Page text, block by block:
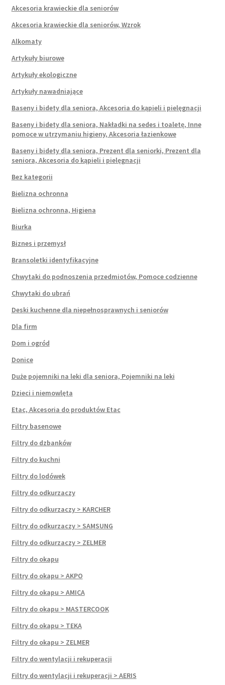
Akcesoria krawieckie dla seniorów
Akcesoria krawieckie dla seniorów, Wzrok
Alkomaty
Artykuły biurowe
Artykuły ekologiczne
Artykuły nawadniające
Baseny i bidety dla seniora, Akcesoria do kąpieli i pielęgnacji
Baseny i bidety dla seniora, Nakładki na sedes i toaletę, Inne
pomoce w utrzymaniu higieny, Akcesoria łazienkowe
Baseny i bidety dla seniora, Prezent dla seniorki, Prezent dla
seniora, Akcesoria do kąpieli i pielęgnacji
Bez kategorii
Bielizna ochronna
Bielizna ochronna, Higiena
Biurka
Biznes i przemysł
Bransoletki identyfikacyjne
Chwytaki do podnoszenia przedmiotów, Pomoce codzienne
Chwytaki do ubrań
Deski kuchenne dla niepełnosprawnych i seniorów
Dla firm
Dom i ogród
Donice
Duże pojemniki na leki dla seniora, Pojemniki na leki
Dzieci i niemowlęta
Etac, Akcesoria do produktów Etac
Filtry basenowe
Filtry do dzbanków
Filtry do kuchni
Filtry do lodówek
Filtry do odkurzaczy
Filtry do odkurzaczy > KARCHER
Filtry do odkurzaczy > SAMSUNG
Filtry do odkurzaczy > ZELMER
Filtry do okapu
Filtry do okapu > AKPO
Filtry do okapu > AMICA
Filtry do okapu > MASTERCOOK
Filtry do okapu > TEKA
Filtry do okapu > ZELMER
Filtry do wentylacji i rekuperacji
Filtry do wentylacji i rekuperacji > AERIS